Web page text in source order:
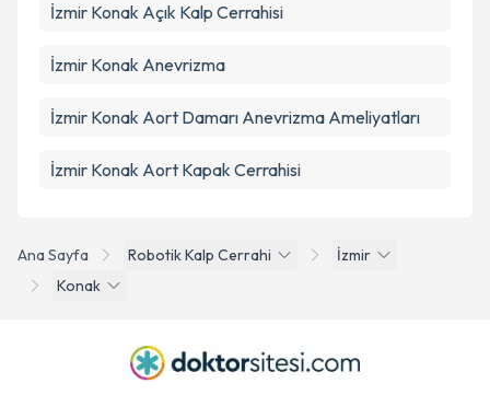
Ana Sayfa Robotik Kalp Cerrahi
İzmir
Konak
İzmir Konak Açık Kalp Cerrahisi
İzmir Konak Anevrizma
İzmir Konak Aort Damarı Anevrizma Ameliyatları
İzmir Konak Aort Kapak Cerrahisi